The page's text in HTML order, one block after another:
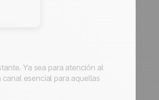
Ya sea para atención al
esencial para aquellas